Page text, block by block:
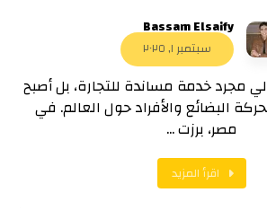
Bassam Elsaify
سبتمبر ١, ٢٠٢٥
مجرد خدمة مساندة للتجارة، بل أصبح
البضائع والأفراد حول العالم. في
مصر، برزت ...
اقرأ المزيد